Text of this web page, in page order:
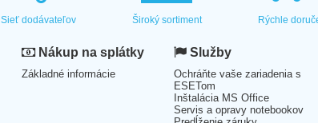
Sieť dodávateľov Široký sortiment Rýchle
Nákup na splátky
Základné informácie
Služby
Ochráňte vaše zariadenia s
ESETom
Inštalácia MS Office
Servis a opravy notebookov